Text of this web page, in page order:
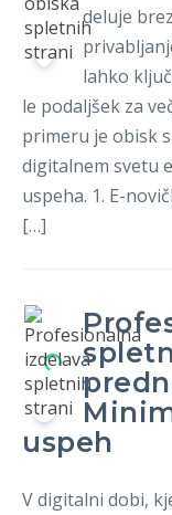
deluje
lahko
le podaljšek za
primeru je obisk
digitalnem svetu
uspeha. 1. E-
[…]
uspeh
V digitalni dobi,